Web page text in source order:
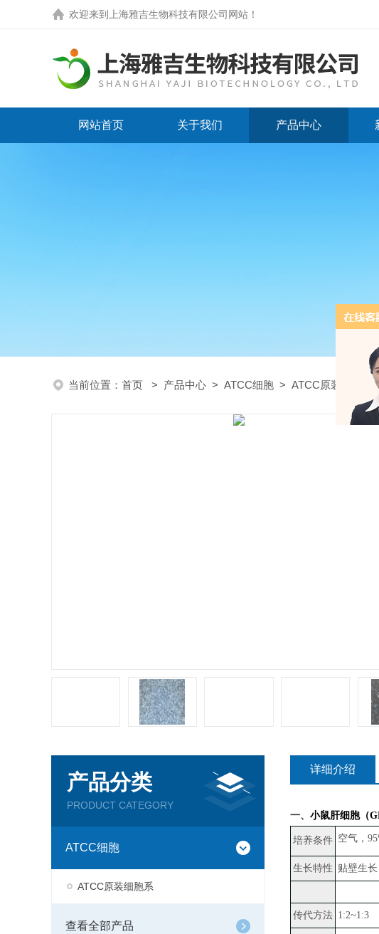
欢迎来到 上海雅吉生物科技有限公司网站 ！
网站首页 关于我们 产品中心
当前位置： 首页 > 产品中心 > ATCC细胞 > ATCC原装细胞系
产品分类
PRODUCT CATEGORY
ATCC细胞
ATCC原装细胞系
查看全部产品
详细介绍
一、 小鼠肝细胞（
培养条件 空气，
生长特性 贴壁生长
传代方法 1:2~1:3